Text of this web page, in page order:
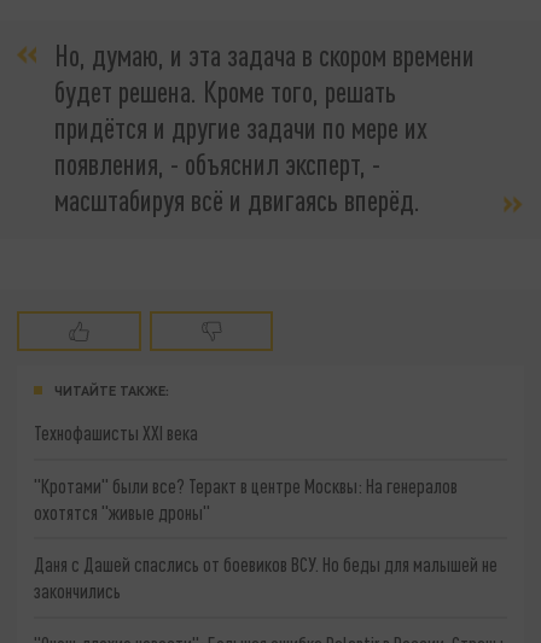
Но, думаю, и эта задача в скором времени
будет решена. Кроме того, решать
придётся и другие задачи по мере их
появления, - объяснил эксперт, -
масштабируя всё и двигаясь вперёд.
ЧИТАЙТЕ ТАКЖЕ:
Технофашисты XXI века
"Кротами" были все? Теракт в центре Москвы: На генералов
охотятся "живые дроны"
Даня с Дашей спаслись от боевиков ВСУ. Но беды для малышей не
закончились